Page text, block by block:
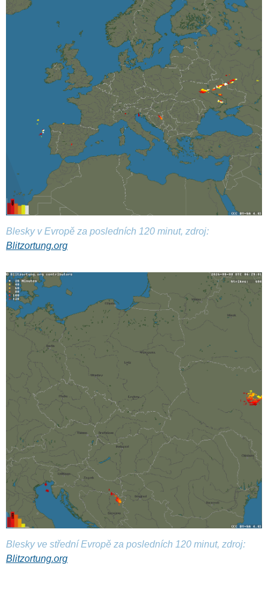
Blesky v Evropě za posledních 120 minut, zdroj:
Blitzortung.org
Blesky ve střední Evropě za posledních 120 minut, zdroj:
Blitzortung.org